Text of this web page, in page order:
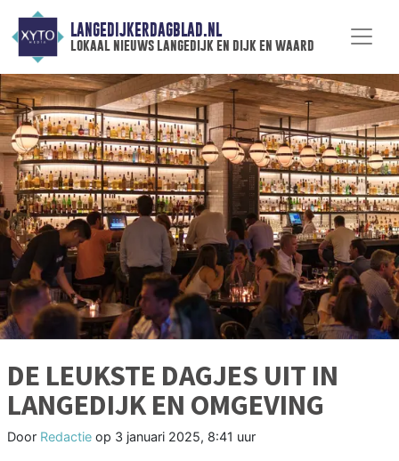
LANGEDIJKERDAGBLAD.NL
lokaal nieuws langedijk en dijk en waard
DE LEUKSTE DAGJES UIT IN
LANGEDIJK EN OMGEVING
Door Redactie op 3 januari 2025, 8:41 uur